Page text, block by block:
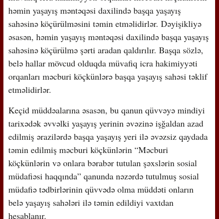
həmin yaşayış məntəqəsi daxilində başqa yaşayış
sahəsinə köçürülməsini təmin etməlidirlər. Dəyişikliyə
əsasən, həmin yaşayış məntəqəsi daxilində başqa yaşayış
sahəsinə köçürülmə şərti aradan qaldırılır. Başqa sözlə,
belə hallar mövcud olduqda müvafiq icra hakimiyyəti
orqanları məcburi köçkünlərə başqa yaşayış sahəsi təklif
etməlidirlər.
Keçid müddəalarına əsasən, bu qanun qüvvəyə mindiyi
tarixədək əvvəlki yaşayış yerinin əvəzinə işğaldan azad
edilmiş ərazilərdə başqa yaşayış yeri ilə əvəzsiz qaydada
təmin edilmiş məcburi köçkünlərin “Məcburi
köçkünlərin və onlara bərabər tutulan şəxslərin sosial
müdafiəsi haqqında” qanunda nəzərdə tutulmuş sosial
müdafiə tədbirlərinin qüvvədə olma müddəti onların
belə yaşayış sahələri ilə təmin edildiyi vaxtdan
hesablanır.